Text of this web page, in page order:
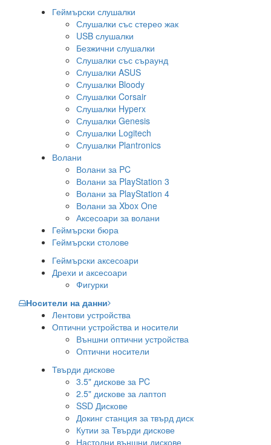
Геймърски слушалки
Слушалки със стерео жак
USB слушалки
Безжични слушалки
Слушалки със съраунд
Слушалки ASUS
Слушалки Bloody
Слушалки Corsair
Слушалки Hyperx
Слушалки Genesis
Слушалки Logitech
Слушалки Plantronics
Волани
Волани за PC
Волани за PlayStation 3
Волани за PlayStation 4
Волани за Xbox One
Аксесоари за волани
Геймърски бюра
Геймърски столове
Геймърски аксесоари
Дрехи и аксесоари
Фигурки
Носители на данни
Лентови устройства
Оптични устройства и носители
Външни оптични устройства
Оптични носители
Твърди дискове
3.5" дискове за PC
2.5" дискове за лаптоп
SSD Дискове
Докинг станция за твърд диск
Кутии за Твърди дискове
Настолни външни дискове